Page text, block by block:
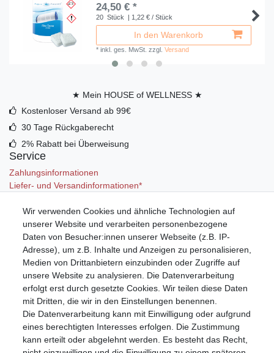
24,50 € *
20 Stück | 1,22 € / Stück
In den Warenkorb
*inkl. ges. MwSt. zzgl.Versand
★ Mein HOUSE of WELLNESS ★
Kostenloser Versand ab 99€
30 Tage Rückgaberecht
2% Rabatt bei Überweisung
Service
Zahlungsinformationen
Liefer- und Versandinformationen*
Mein Konto
Registrieren
Anmelden (Login)
Warenkorb
Wir verwenden Cookies und ähnliche Technologien auf
unserer Website und verarbeiten personenbezogene
Daten von Besucher:innen unserer Webseite (z.B. IP-
Adresse), um z.B. Inhalte und Anzeigen zu personalisieren,
Medien von Drittanbietern einzubinden oder Zugriffe auf
unsere Website zu analysieren. Die Datenverarbeitung
erfolgt erst durch gesetzte Cookies. Wir teilen diese Daten
mit Dritten, die wir in den Einstellungen benennen.
Die Datenverarbeitung kann mit Einwilligung oder aufgrund
eines berechtigten Interesses erfolgen. Die Zustimmung
kann erteilt oder abgelehnt werden. Es besteht das Recht,